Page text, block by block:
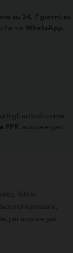
su 24, 7 giorni su
via WhatsApp
gli articoli come
PPR , acqua e gas.